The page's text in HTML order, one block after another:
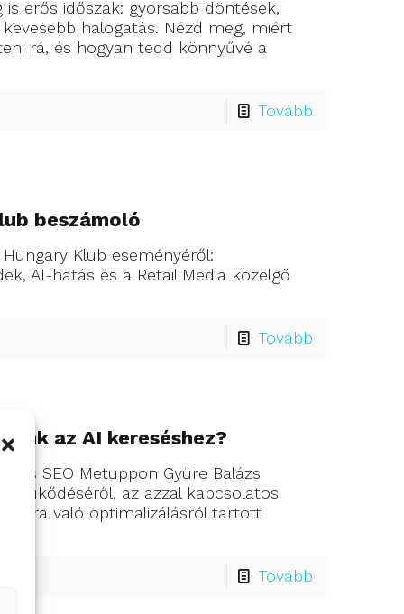
is erős időszak: gyorsabb döntések,
halogatás. Nézd meg, miért
rá, és hogyan tedd könnyűvé a
Tovább
beszámoló
Klub eseményéről:
AI-hatás és a Retail Media közelgő
Tovább
az AI kereséshez?
és SEO Metuppon Gyüre Balázs
mükődéséről, az azzal kapcsolatos
való optimalizálásról tartott
Tovább